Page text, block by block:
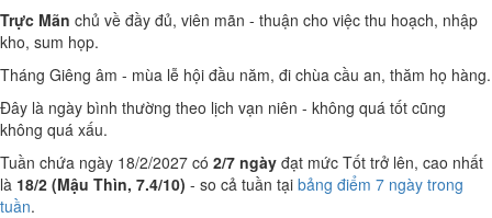
Trực Mãn chủ về đầy đủ, viên mãn - thuận cho việc thu hoạch, nhập
kho, sum họp.
Tháng Giêng âm - mùa lễ hội đầu năm, đi chùa cầu an, thăm họ hàng.
Đây là ngày bình thường theo lịch vạn niên - không quá tốt cũng
không quá xấu.
Tuần chứa ngày 18/2/2027 có 2/7 ngày đạt mức Tốt trở lên, cao nhất
là 18/2 (Mậu Thìn, 7.4/10) - so cả tuần tại bảng điểm 7 ngày trong
tuần.